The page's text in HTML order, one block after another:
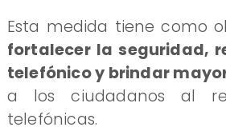
Esta medida tiene como
fortalecer la seguridad,
telefónico y brindar
a los ciudadanos al
telefónicas.